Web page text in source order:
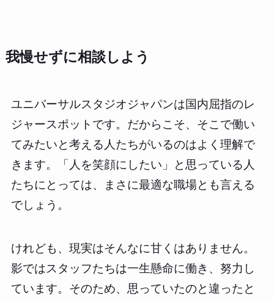
我慢せずに相談しよう
ユニバーサルスタジオジャパンは国内屈指のレ
ジャースポットです。だからこそ、そこで働い
てみたいと考える人たちがいるのはよく理解で
きます。「人を笑顔にしたい」と思っている人
たちにとっては、まさに最適な職場とも言える
でしょう。
けれども、現実はそんなに甘くはありません。
影ではスタッフたちは一生懸命に働き、努力し
ています。そのため、思っていたのと違ったと